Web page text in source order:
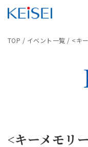
TOP / イベント一覧 / <キ
<キーメモリ